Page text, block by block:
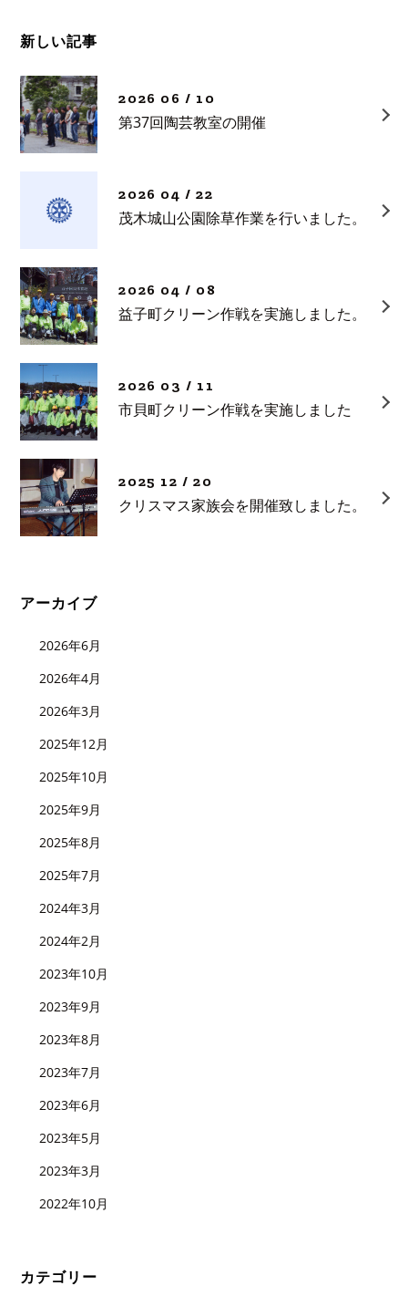
新しい記事
2026 06 / 10
第37回陶芸教室の開催
2026 04 / 22
茂木城山公園除草作業を行いました。
2026 04 / 08
益子町クリーン作戦を実施しました。
2026 03 / 11
市貝町クリーン作戦を実施しました
2025 12 / 20
クリスマス家族会を開催致しました。
アーカイブ
2026年6月
2026年4月
2026年3月
2025年12月
2025年10月
2025年9月
2025年8月
2025年7月
2024年3月
2024年2月
2023年10月
2023年9月
2023年8月
2023年7月
2023年6月
2023年5月
2023年3月
2022年10月
カテゴリー